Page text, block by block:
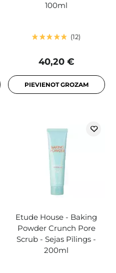
100ml
12
40,20 €
PIEVIENOT GROZAM
Etude House - Baking
Powder Crunch Pore
Scrub - Sejas Pīlings -
200ml